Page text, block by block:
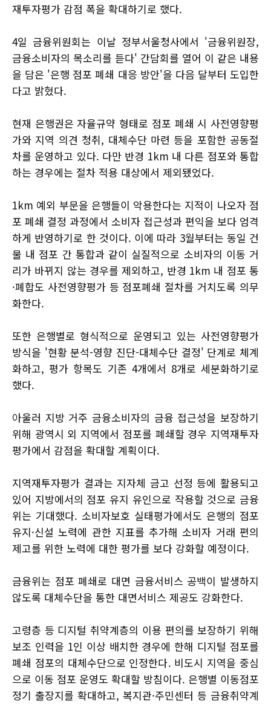
재투자평가 감점 폭을 확대하기로 했다.
4일 금융위원회는 이날 정부서울청사에서 '금융위원장,
금융소비자의 목소리를 듣다' 간담회를 열어 이 같은 내용
을 담은 '은행 점포 폐쇄 대응 방안'을 다음 달부터 도입한
다고 밝혔다.
현재 은행권은 자율규약 형태로 점포 폐쇄 시 사전영향평
가와 지역 의견 청취, 대체수단 마련 등을 포함한 공동절
차를 운영하고 있다. 다만 반경 1km 내 다른 점포와 통합
하는 경우에는 절차 적용 대상에서 제외됐었다.
1km 예외 부문을 은행들이 악용한다는 지적이 나오자 점
포 폐쇄 결정 과정에서 소비자 접근성과 편익을 보다 엄격
하게 반영하기로 한 것이다. 이에 따라 3월부터는 동일 건
물 내 점포 간 통합과 같이 실질적으로 소비자의 이동 거
리가 바뀌지 않는 경우를 제외하고, 반경 1km 내 점포 통
·폐합도 사전영향평가 등 점포폐쇄 절차를 거치도록 의무
화한다.
또한 은행별로 형식적으로 운영되고 있는 사전영향평가
방식을 '현황 분석-영향 진단-대체수단 결정' 단계로 체계
화하고, 평가 항목도 기존 4개에서 8개로 세분화하기로
했다.
아울러 지방 거주 금융소비자의 금융 접근성을 보장하기
위해 광역시 외 지역에서 점포를 폐쇄할 경우 지역재투자
평가에서 감점을 확대할 계획이다.
지역재투자평가 결과는 지자체 금고 선정 등에 활용되고
있어 지방에서의 점포 유지 유인으로 작용할 것으로 금융
위는 기대했다. 소비자보호 실태평가에서도 은행의 점포
유지·신설 노력에 관한 지표를 추가해 소비자 거래 편의
제고를 위한 노력에 대한 평가를 보다 강화할 예정이다.
금융위는 점포 폐쇄로 대면 금융서비스 공백이 발생하지
않도록 대체수단을 통한 대면서비스 제공도 강화한다.
고령층 등 디지털 취약계층의 이용 편의를 보장하기 위해
보조 인력을 1인 이상 배치한 경우에 한해 디지털 점포를
폐쇄 점포의 대체수단으로 인정한다. 비도시 지역을 중심
으로 이동 점포 운영도 확대할 방침이다. 은행별 이동점포
정기 출장지를 확대하고, 복지관·주민센터 등 금융취약계